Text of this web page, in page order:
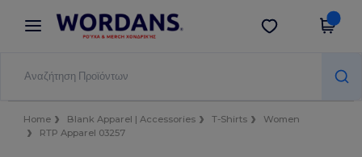
× Εφαρμογή Wordans
Καλύτερες τιμές στην εφαρμογή!
Λήψη app
Home Blank Apparel | Accessories T-Shirts
Women
RTP Apparel 03257